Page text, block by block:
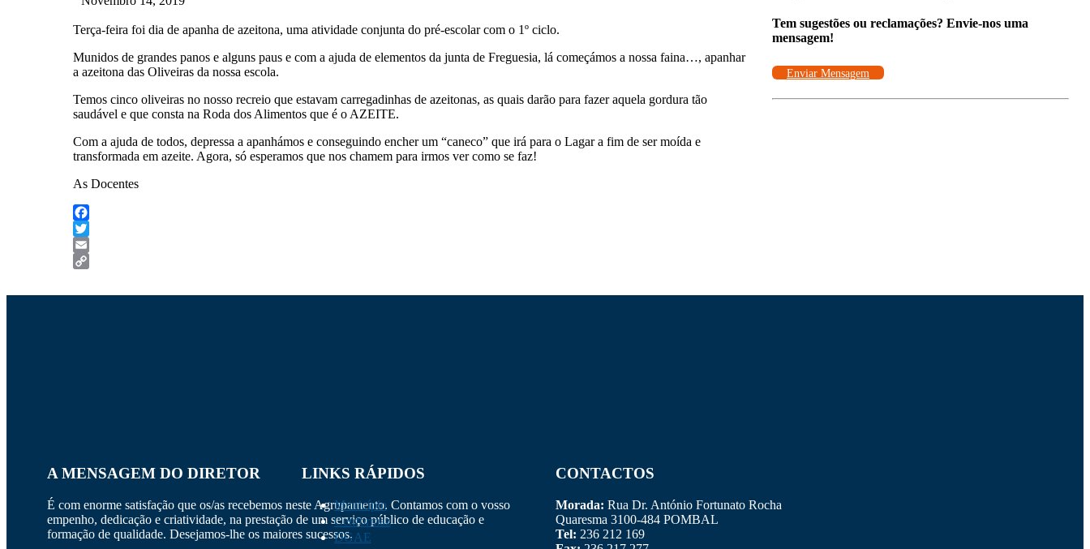
Terça-feira foi dia de apanha de azeitona, uma atividade conjunta do pré-escolar com o 1º ciclo.
Munidos de grandes panos e alguns paus e com a ajuda de elementos da junta de Freguesia, lá começámos a nossa faina…, apanhar
a azeitona das Oliveiras da nossa escola.
Temos cinco oliveiras no nosso recreio que estavam carregadinhas de azeitonas, as quais darão para fazer aquela gordura tão
saudável e que consta na Roda dos Alimentos que é o AZEITE.
Com a ajuda de todos, depressa a apanhámos e conseguindo encher um “caneco” que irá para o Lagar a fim de ser moída e
transformada em azeite. Agora, só esperamos que nos chamem para irmos ver como se faz!
As Docentes
Facebook
Twitter
Email
Link
Tem sugestões ou reclamações? Envie-nos uma
mensagem!
Enviar Mensagem
A MENSAGEM DO DIRETOR
É com enorme satisfação que os/as recebemos neste Agrupamento. Contamos com o vosso
empenho, dedicação e criatividade, na prestação de um serviço público de educação e
formação de qualidade. Desejamos-lhe os maiores sucessos.
LINKS RÁPIDOS
Município
Cenformaz
DGAE
CONTACTOS
Morada: Rua Dr. António Fortunato Rocha
Quaresma 3100-484 POMBAL
Tel: 236 212 169